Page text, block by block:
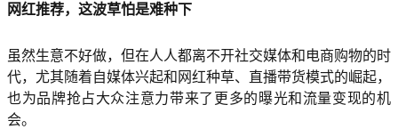
网红推荐，这波草怕是难种下
虽然生意不好做，但在人人都离不开社交媒体和电商购物的时
代，尤其随着自媒体兴起和网红种草、直播带货模式的崛起，
也为品牌抢占大众注意力带来了更多的曝光和流量变现的机
会。